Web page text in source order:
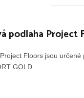
podlaha
Floors jsou
GOLD.